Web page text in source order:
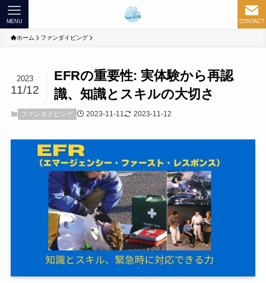
CONTACT
MENU
ホーム ファンダイビング
EFRの重要性: 実体験から再認
識、知識とスキルの大切さ
2023
11/12
ファンダイビング 2023-11-11 2023-11-12